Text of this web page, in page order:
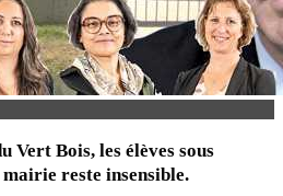
Vert Bois, les élèves sous
reste insensible.